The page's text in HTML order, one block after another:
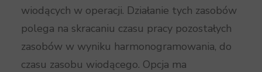
wiodących w operacji. Działanie tych zasobów
polega na skracaniu czasu pracy pozostałych
zasobów w wyniku harmonogramowania, do
czasu zasobu wiodącego. Opcja ma